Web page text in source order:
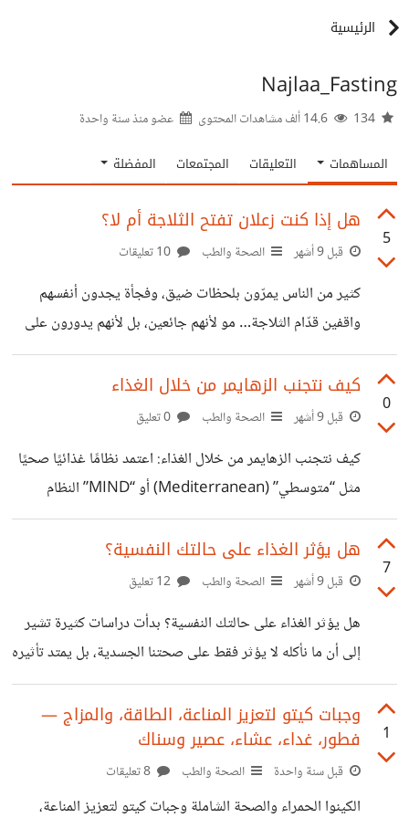
الرئيسية
Najlaa_Fasting
عضو منذسنة واحدة
المساهمات التعليقات المجتمعات المفضلة
5
هل إذا كنت زعلان تفتح الثلاجة أم لا؟
قبل 9 أشهر الصحة والطب
كثير من الناس يمرّون بلحظات ضيق، وفجأة يجدون أنفسهم
واقفين قدّام الثلاجة… مو لأنهم جائعين، بل لأنهم يدورون على
شيء يخفّف عنهم. هنا يبدأ السؤال الحقيقي: ليش الطعام أول
خيار وقت الزعل؟ الطعام مرتبط بالراحة، بالذكريات، وبالإحساس
بالأمان. بعضنا إذا تضايق يبحث عن نكهة يعرفها، أو عن لقمة
نحاول نحل شعور داخلي عن طريق شيء مؤقت. أحيانًا نفتح
الثلاجة لأننا نبي “نهرب”، مو لأن جسمنا فعلاً يحتاج أكل. وهنا
0
كيف نتجنب الزهايمر من خلال الغذاء
قبل 9 أشهر الصحة والطب
كيف نتجنب الزهايمر من خلال الغذاء: اعتمد نظامًا غذائيًا صحيًا
مثل “متوسطي” (Mediterranean) أو “MIND” النظام
المتوسطي غني بالخضروات، الفواكه، الحبوب الكاملة، الأسماك،
مرتين أسبوعياً تقريبًا. أظهرت دراسات أن الالتزام بهذه الأنظمة
قد يقلل من خطر الإصابة بالخرف والزهايمر. تناول الأطعمة
الغنية بمضادات الأكسدة وأحماض دهنية مفيدة الخضراوات
الورقية مثل السبانخ والبروكلي مفيدة جدًا
7
هل يؤثر الغذاء على حالتك النفسية؟
قبل 9 أشهر الصحة والطب
هل يؤثر الغذاء على حالتك النفسية؟ بدأت دراسات كثيرة تشير
إلى أن ما نأكله لا يؤثر فقط على صحتنا الجسدية، بل يمتد تأثيره
إلى المزاج والقدرة على التركيز. يُطلق بعض الباحثين على
الأمعاء اسم “الدماغ الثاني” بسبب دورها في إنتاج نواقل عصبية
والكربوهيدرات: التقلبات السريعة في مستوى السكر قد تسبب
توترًا أو تعبًا مفاجئًا. بكتيريا الأمعاء: نوعية الغذاء تغيّر توازنها،
1
وجبات كيتو لتعزيز المناعة، الطاقة، والمزاج —
فطور، غداء، عشاء، عصير وسناك
قبل سنة واحدة الصحة والطب
الكينوا الحمراء والصحة الشاملة وجبات كيتو لتعزيز المناعة،